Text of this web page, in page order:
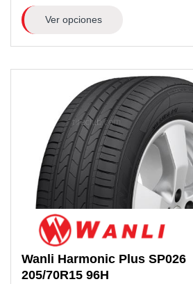
Ver opciones
Wanli Harmonic Plus SP026
205/70R15 96H